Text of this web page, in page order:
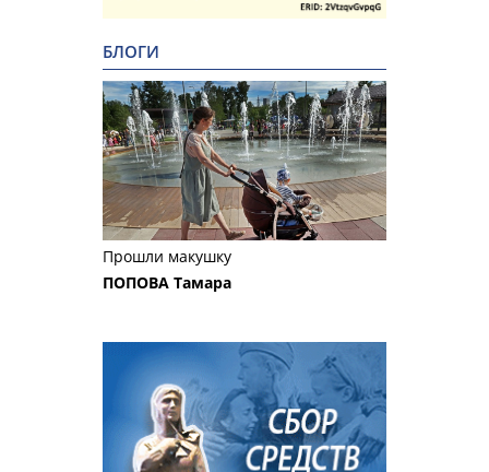
БЛОГИ
Прошли макушку
ПОПОВА Тамара